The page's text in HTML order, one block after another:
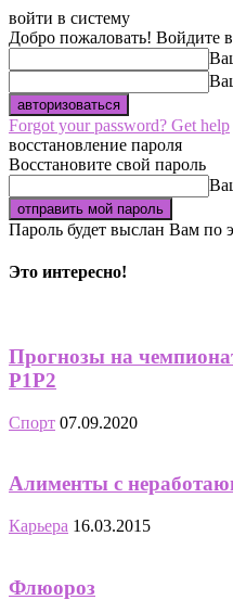
войти в систему
Добро пожаловать! Войдите
Forgot your password? Get help
восстановление пароля
Восстановите свой пароль
Пароль будет выслан Вам по
Это интересно!
Прогнозы на
P1P2
Спорт 07.09.2020
Алименты с
Карьера 16.03.2015
Флюороз